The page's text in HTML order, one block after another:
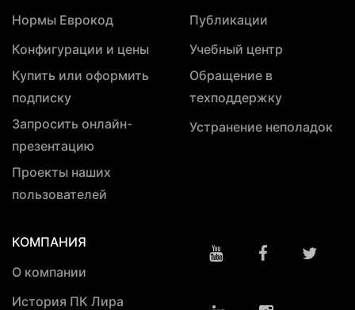
Нормы Еврокод
Конфигурации и цены
Купить или оформить
подписку
Запросить онлайн-
презентацию
Проекты наших
пользователей
Публикации
Учебный центр
Обращение в
техподдержку
Устранение неполадок
КОМПАНИЯ
О компании
История ПК Лира